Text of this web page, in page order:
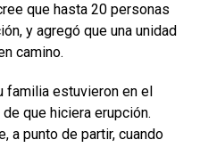
que hasta 20 personas
y agregó que una unidad
camino.
familia estuvieron en el
que hiciera erupción.
a punto de partir, cuando